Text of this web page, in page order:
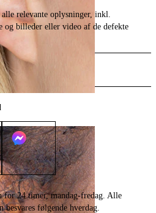
relevante oplysninger, inkl.
og billeder eller video af de defekte
Send email
for 24 timer, mandag-fredag. Alle
besvares følgende hverdag.